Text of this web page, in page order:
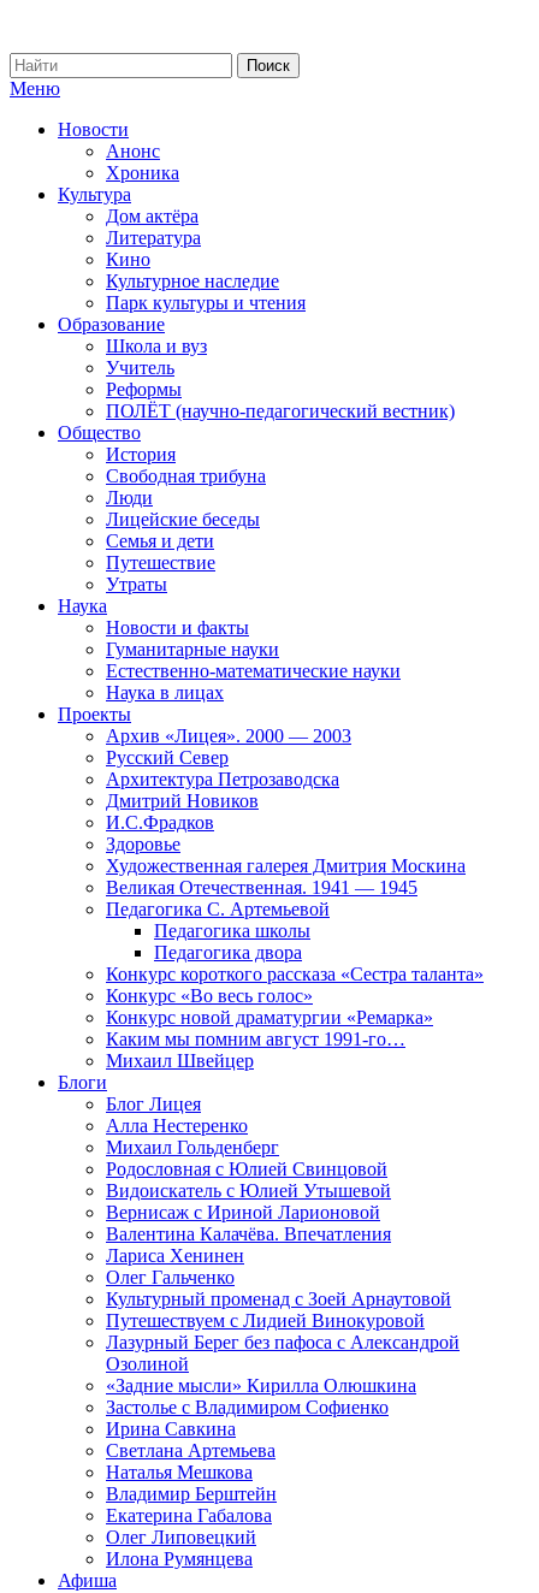
Меню
Новости
Анонс
Хроника
Культура
Дом актёра
Литература
Кино
Культурное наследие
Парк культуры и чтения
Образование
Школа и вуз
Учитель
Реформы
ПОЛЁТ (научно-педагогический вестник)
Общество
История
Свободная трибуна
Люди
Лицейские беседы
Семья и дети
Путешествие
Утраты
Наука
Новости и факты
Гуманитарные науки
Естественно-математические науки
Наука в лицах
Проекты
Архив «Лицея». 2000 — 2003
Русский Север
Архитектура Петрозаводска
Дмитрий Новиков
И.С.Фрадков
Здоровье
Художественная галерея Дмитрия Москина
Великая Отечественная. 1941 — 1945
Педагогика С. Артемьевой
Педагогика школы
Педагогика двора
Конкурс короткого рассказа «Сестра таланта»
Конкурс «Во весь голос»
Конкурс новой драматургии «Ремарка»
Каким мы помним август 1991-го…
Михаил Швейцер
Блоги
Блог Лицея
Алла Нестеренко
Михаил Гольденберг
Родословная с Юлией Свинцовой
Видоискатель с Юлией Утышевой
Вернисаж с Ириной Ларионовой
Валентина Калачёва. Впечатления
Лариса Хенинен
Олег Гальченко
Культурный променад с Зоей Арнаутовой
Путешествуем с Лидией Винокуровой
Лазурный Берег без пафоса с Александрой
Озолиной
«Задние мысли» Кирилла Олюшкина
Застолье с Владимиром Софиенко
Ирина Савкина
Светлана Артемьева
Наталья Мешкова
Владимир Берштейн
Екатерина Габалова
Олег Липовецкий
Илона Румянцева
Афиша